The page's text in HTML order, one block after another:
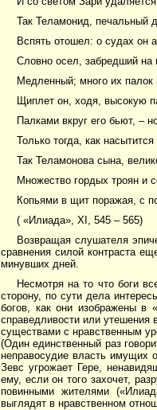
Так Теламонид, печальный
Вспять отошел: о судах он
Словно осел, забредший на
Медленный; много их палок
Щиплет он, ходя, высокую
Палками вкруг его бьют, –
Только тогда, как
Так Теламонова сына,
Множество гордых троян и
Копьями в щит поражая, с
( «Илиада», ХI, 545 – 565)
Возвращая слушателя
сравнения силой контраста
минувших дней.
Несмотря на то что боги
сторону, по сути дела
богов, как они изображены в
справедливости или утешения
существами с нравственным
(Один единственный раз
неправосудие власть имущих
Зевс угрожает Гере,
ему, если он того захочет,
повинными жителями
выглядят в нравственном